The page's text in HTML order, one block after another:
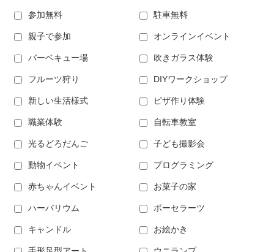
参加無料 駐車無料
親子で参加 オンラインイベント
バーベキュー場 吹きガラス体験
フルーツ狩り DIYワークショップ
新しい生活様式 ピザ作り体験
職業体験 自転車教室
光るどろだんご 子ども撮影会
動物イベント プログラミング
赤ちゃんイベント お菓子の家
ハーバリウム ポーセラーツ
キャンドル お絵かき